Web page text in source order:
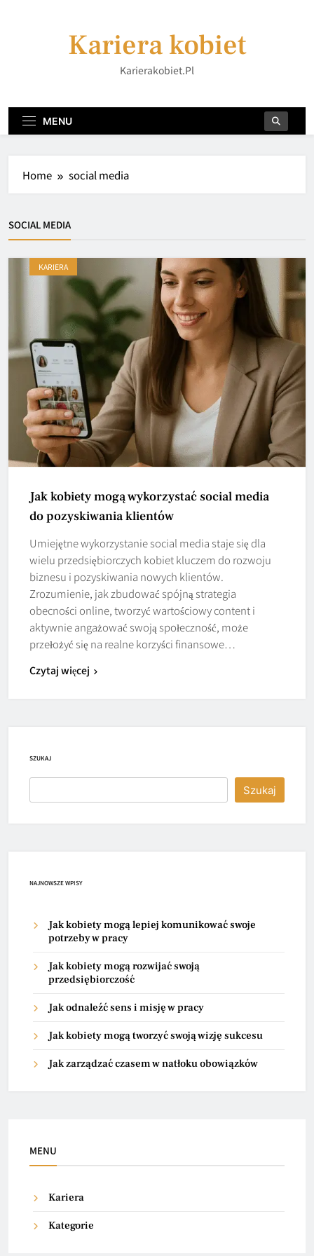
Kariera kobiet
Karierakobiet.pl
MENU
Home social media
SOCIAL MEDIA
KARIERA
Jak kobiety mogą wykorzystać social media
do pozyskiwania klientów
Umiejętne wykorzystanie social media staje się dla
wielu przedsiębiorczych kobiet kluczem do rozwoju
biznesu i pozyskiwania nowych klientów.
Zrozumienie, jak zbudować spójną strategia
obecności online, tworzyć wartościowy content i
aktywnie angażować swoją społeczność, może
przełożyć się na realne korzyści finansowe…
Czytaj więcej
SZUKAJ
Szukaj
NAJNOWSZE WPISY
Jak kobiety mogą lepiej komunikować swoje
potrzeby w pracy
Jak kobiety mogą rozwijać swoją
przedsiębiorczość
Jak odnaleźć sens i misję w pracy
Jak kobiety mogą tworzyć swoją wizję sukcesu
Jak zarządzać czasem w natłoku obowiązków
MENU
Kariera
Kategorie